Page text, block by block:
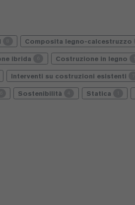
Composita legno-calcestruzzo
ibrida Costruzione in legno
Interventi su costruzioni esistenti
Sostenibilità Statica